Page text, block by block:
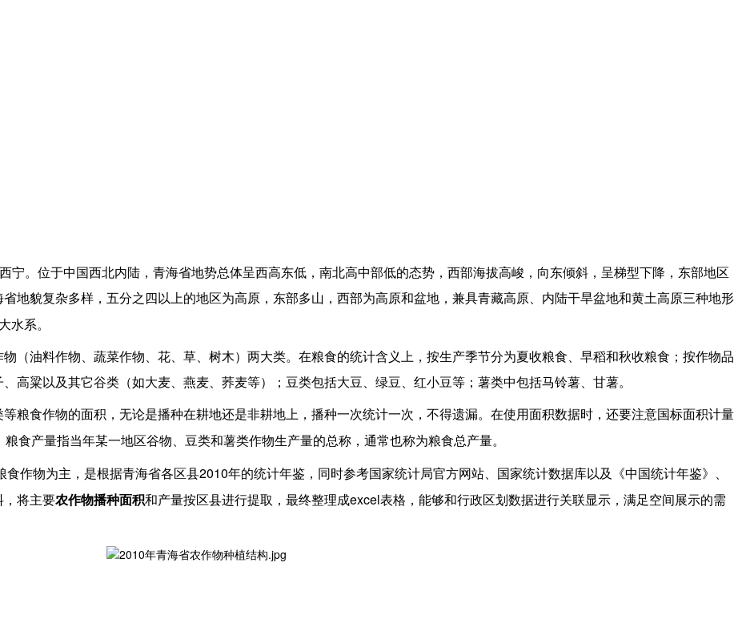
西宁。位于中国西北内陆，青海省地势总体呈西高东低，南北高中部低的态势，西部海拔高峻，向东倾斜，呈梯型下降，东部地区
地貌复杂多样，五分之四以上的地区为高原，东部多山，西部为高原和盆地，兼具青藏高原、内陆干旱盆地和黄土高原三种地形
大水系。
（油料作物、蔬菜作物、花、草、树木）两大类。在粮食的统计含义上，按生产季节分为夏收粮食、早稻和秋收粮食；按作物品
高粱以及其它谷类（如大麦、燕麦、荞麦等）；豆类包括大豆、绿豆、红小豆等；薯类中包括马铃薯、甘薯。
粮食作物的面积，无论是播种在耕地还是非耕地上，播种一次统计一次，不得遗漏。在使用面积数据时，还要注意国标面积计量
粮食产量指当年某一地区谷物、豆类和薯类作物生产量的总称，通常也称为粮食总产量。
食作物为主，是根据青海省各区县2010年的统计年鉴，同时参考国家统计局官方网站、国家统计数据库以及《中国统计年鉴》、
，将主要农作物播种面积和产量按区县进行提取，最终整理成excel表格，能够和行政区划数据进行关联显示，满足空间展示的需